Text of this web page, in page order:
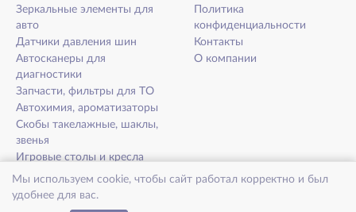
Мы используем cookie, чтобы сайт работал корректно и был
удобнее для вас.
Зеркальные элементы для
авто
Датчики давления шин
Автосканеры для
диагностики
Запчасти, фильтры для ТО
Автохимия, ароматизаторы
Скобы такелажные, шаклы,
звенья
Игровые столы и кресла
Товары для здоровья и
долголетия
Политика
конфиденциальности
Контакты
О компании